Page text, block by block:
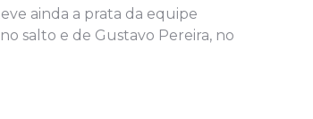
ainda a prata da equipe
salto e de Gustavo Pereira, no